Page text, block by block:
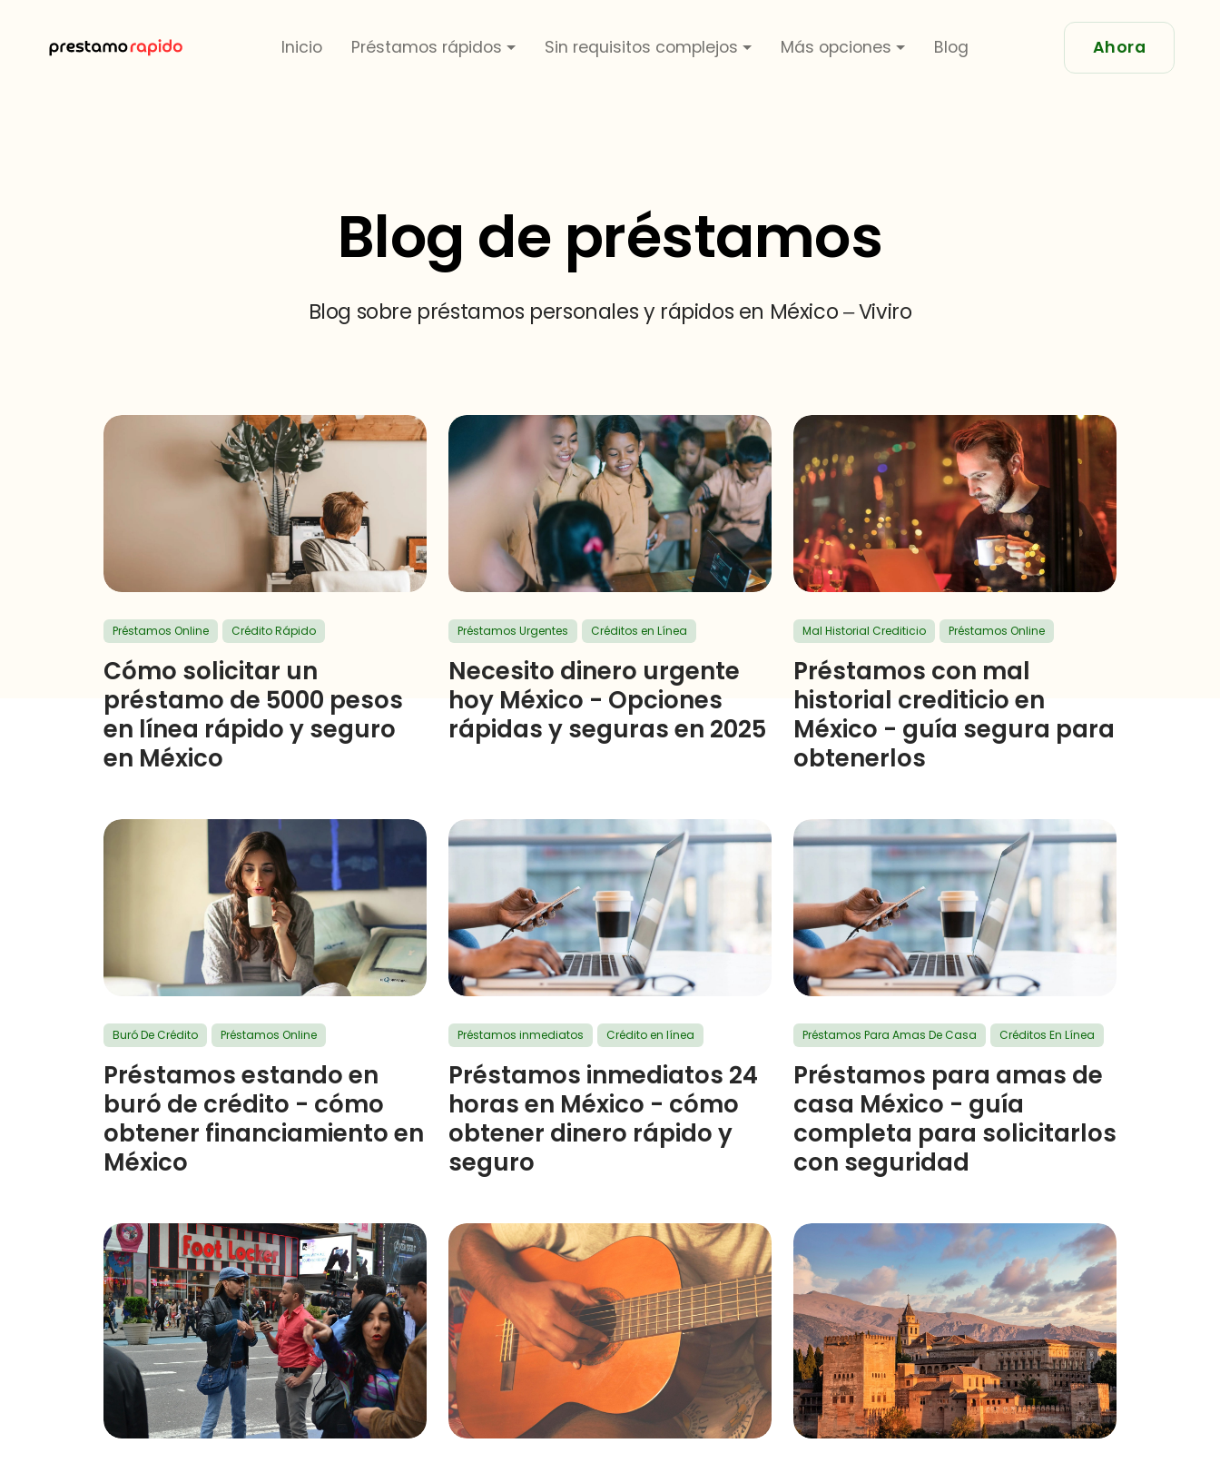
Inicio Préstamos rápidos Sin requisitos complejos Más opciones Blog Ahora
Blog de préstamos
Blog sobre préstamos personales y rápidos en México – Viviro
Préstamos Online Crédito Rápido
Cómo solicitar un
préstamo de 5000 pesos
en línea rápido y seguro
en México
Préstamos Urgentes Créditos en Línea
Necesito dinero urgente
hoy México - Opciones
rápidas y seguras en 2025
Mal Historial Crediticio Préstamos Online
Préstamos con mal
historial crediticio en
México - guía segura para
obtenerlos
Buró De Crédito Préstamos Online
Préstamos estando en
buró de crédito - cómo
obtener financiamiento en
México
Préstamos inmediatos Crédito en línea
Préstamos inmediatos 24
horas en México - cómo
obtener dinero rápido y
seguro
Préstamos Para Amas De Casa Créditos En Línea
Préstamos para amas de
casa México - guía
completa para solicitarlos
con seguridad